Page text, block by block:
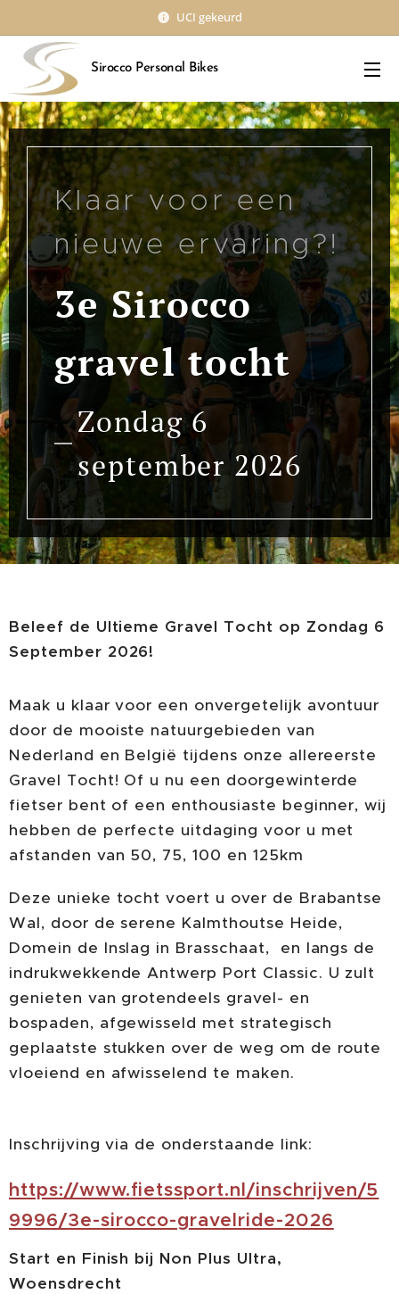
UCI gekeurd
Sirocco Personal Bikes
Klaar voor een
nieuwe ervaring?!
3e Sirocco
gravel tocht
Zondag 6
september 2026
Beleef de Ultieme Gravel Tocht op Zondag 6
September 2026!
Maak u klaar voor een onvergetelijk avontuur
door de mooiste natuurgebieden van
Nederland en België tijdens onze allereerste
Gravel Tocht! Of u nu een doorgewinterde
fietser bent of een enthousiaste beginner, wij
hebben de perfecte uitdaging voor u met
afstanden van 50, 75, 100 en 125km
Deze unieke tocht voert u over de Brabantse
Wal, door de serene Kalmthoutse Heide,
Domein de Inslag in Brasschaat, en langs de
indrukwekkende Antwerp Port Classic. U zult
genieten van grotendeels gravel- en
bospaden, afgewisseld met strategisch
geplaatste stukken over de weg om de route
vloeiend en afwisselend te maken.
Inschrijving via de onderstaande link:
https://www.fietssport.nl/inschrijven/5
9996/3e-sirocco-gravelride-2026
Start en Finish bij Non Plus Ultra,
Woensdrecht